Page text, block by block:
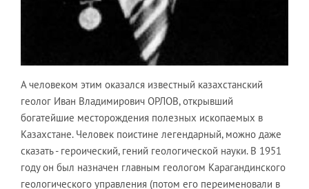
А человеком этим оказался известный казахстанский
геолог Иван Владимирович ОРЛОВ, открывший
богатейшие месторождения полезных ископаемых в
Казахстане. Человек поистине легендарный, можно даже
сказать - героический, гений геологической науки. В 1951
году он был назначен главным геологом Карагандинского
геологического управления (потом его переименовали в